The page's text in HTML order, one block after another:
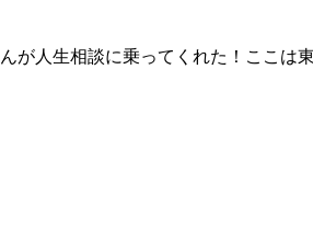
人生相談に乗ってくれた！ここは